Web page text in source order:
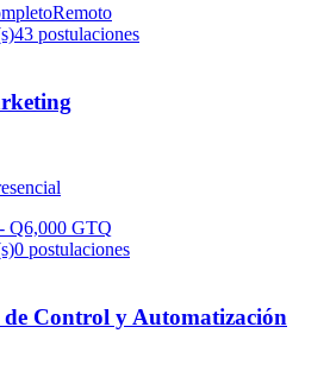
Remoto
43 postulaciones
Q6,000 GTQ
0 postulaciones
de Control y Automatización